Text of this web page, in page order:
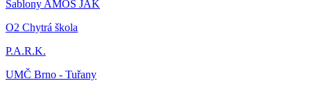
Šablony AMOS JAK
O2 Chytrá škola
P.A.R.K.
UMČ Brno - Tuřany